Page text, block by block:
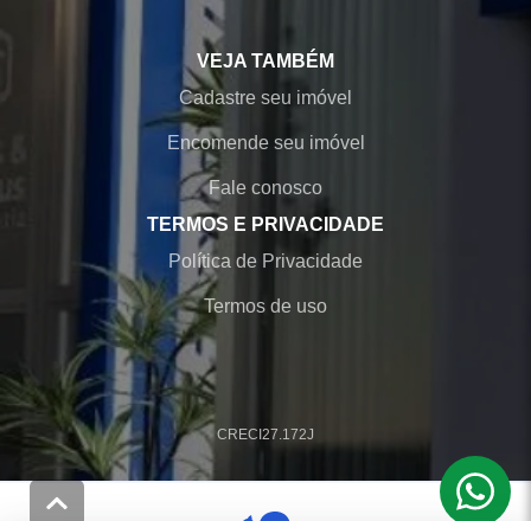
VEJA TAMBÉM
Cadastre seu imóvel
Encomende seu imóvel
Fale conosco
TERMOS E PRIVACIDADE
Política de Privacidade
Termos de uso
CRECI 27.172J